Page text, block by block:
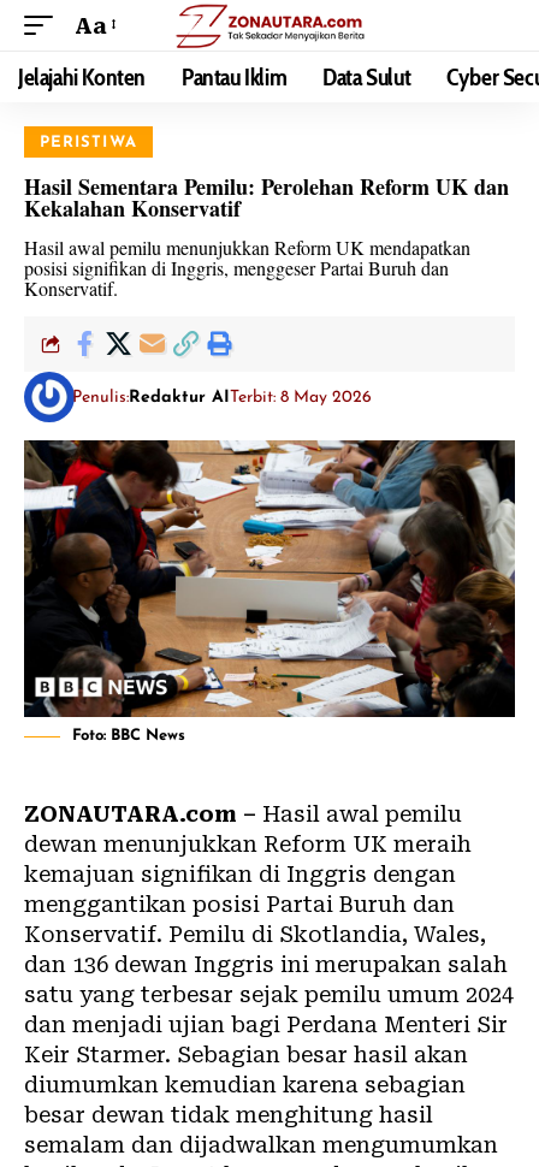
Aa
Jelajahi Konten Pantau Iklim Data Sulut Cyber
PERISTIWA
Hasil Sementara Pemilu: Perolehan Reform UK dan
Kekalahan Konservatif
Hasil awal pemilu menunjukkan Reform UK mendapatkan
posisi signifikan di Inggris, menggeser Partai Buruh dan
Konservatif.
Penulis: Redaktur AITerbit: 8 May 2026
Foto: BBC News
ZONAUTARA.com – Hasil awal pemilu
dewan menunjukkan Reform UK meraih
kemajuan signifikan di Inggris dengan
menggantikan posisi Partai Buruh dan
Konservatif. Pemilu di Skotlandia, Wales,
dan 136 dewan Inggris ini merupakan salah
satu yang terbesar sejak pemilu umum 2024
dan menjadi ujian bagi Perdana Menteri Sir
Keir Starmer. Sebagian besar hasil akan
diumumkan kemudian karena sebagian
besar dewan tidak menghitung hasil
semalam dan dijadwalkan mengumumkan